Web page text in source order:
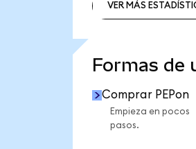
VER MÁS
Formas de
Comprar PEPon
Empieza en pocos
pasos.